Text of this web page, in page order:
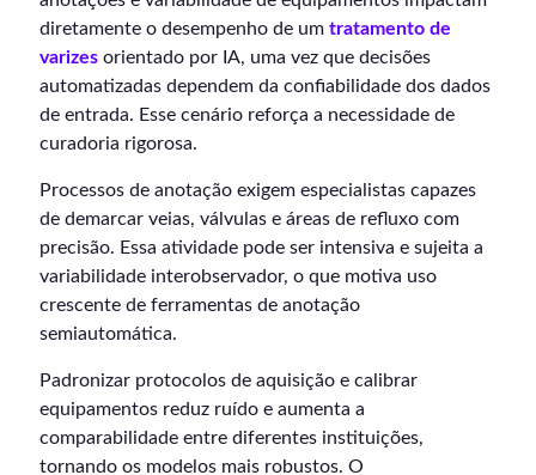
diretamente o desempenho de um tratamento de
varizes orientado por IA, uma vez que decisões
automatizadas dependem da confiabilidade dos dados
de entrada. Esse cenário reforça a necessidade de
curadoria rigorosa.
Processos de anotação exigem especialistas capazes
de demarcar veias, válvulas e áreas de refluxo com
precisão. Essa atividade pode ser intensiva e sujeita a
variabilidade interobservador, o que motiva uso
crescente de ferramentas de anotação
semiautomática.
Padronizar protocolos de aquisição e calibrar
equipamentos reduz ruído e aumenta a
comparabilidade entre diferentes instituições,
tornando os modelos mais robustos. O